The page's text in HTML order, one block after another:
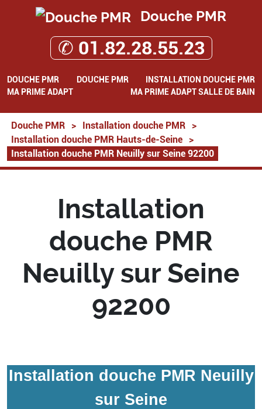
Douche PMR
✆ 01.82.28.55.23
DOUCHE PMR DOUCHE PMR
INSTALLATION DOUCHE PMR
MA PRIME ADAPT
MA PRIME ADAPT SALLE DE BAIN
Douche PMR > Installation douche PMR
>
Installation douche PMR Hauts-de-Seine
>
Installation douche PMR Neuilly sur Seine 92200
Installation
douche PMR
Neuilly sur Seine
92200
Installation douche PMR Neuilly
sur Seine